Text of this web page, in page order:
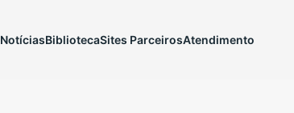
NotíciasBibliotecaSites ParceirosAtendimento